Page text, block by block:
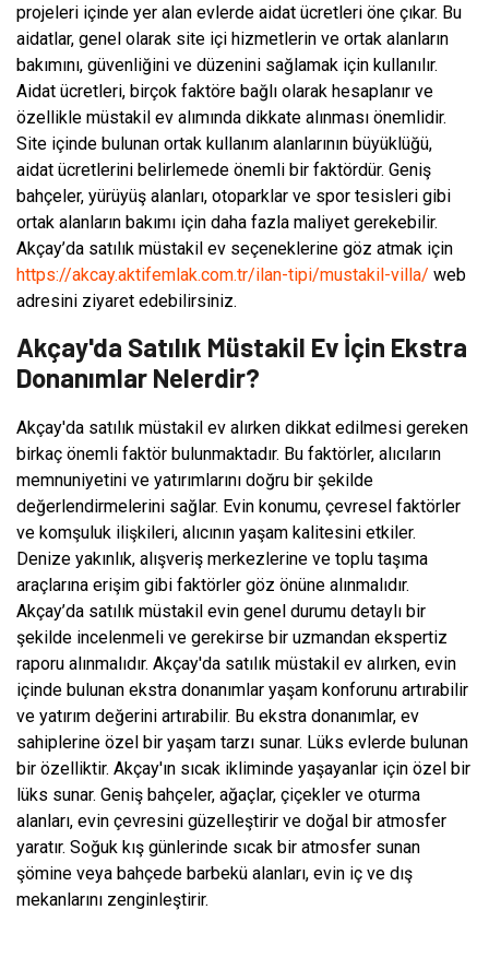
projeleri içinde yer alan evlerde aidat ücretleri öne çıkar. Bu
aidatlar, genel olarak site içi hizmetlerin ve ortak alanların
bakımını, güvenliğini ve düzenini sağlamak için kullanılır.
Aidat ücretleri, birçok faktöre bağlı olarak hesaplanır ve
özellikle müstakil ev alımında dikkate alınması önemlidir.
Site içinde bulunan ortak kullanım alanlarının büyüklüğü,
aidat ücretlerini belirlemede önemli bir faktördür. Geniş
bahçeler, yürüyüş alanları, otoparklar ve spor tesisleri gibi
ortak alanların bakımı için daha fazla maliyet gerekebilir.
Akçay’da satılık müstakil ev seçeneklerine göz atmak için
https://akcay.aktifemlak.com.tr/ilan-tipi/mustakil-villa/ web
adresini ziyaret edebilirsiniz.
Akçay'da Satılık Müstakil Ev İçin Ekstra
Donanımlar Nelerdir?
Akçay'da satılık müstakil ev alırken dikkat edilmesi gereken
birkaç önemli faktör bulunmaktadır. Bu faktörler, alıcıların
memnuniyetini ve yatırımlarını doğru bir şekilde
değerlendirmelerini sağlar. Evin konumu, çevresel faktörler
ve komşuluk ilişkileri, alıcının yaşam kalitesini etkiler.
Denize yakınlık, alışveriş merkezlerine ve toplu taşıma
araçlarına erişim gibi faktörler göz önüne alınmalıdır.
Akçay’da satılık müstakil evin genel durumu detaylı bir
şekilde incelenmeli ve gerekirse bir uzmandan ekspertiz
raporu alınmalıdır. Akçay'da satılık müstakil ev alırken, evin
içinde bulunan ekstra donanımlar yaşam konforunu artırabilir
ve yatırım değerini artırabilir. Bu ekstra donanımlar, ev
sahiplerine özel bir yaşam tarzı sunar. Lüks evlerde bulunan
bir özelliktir. Akçay'ın sıcak ikliminde yaşayanlar için özel bir
lüks sunar. Geniş bahçeler, ağaçlar, çiçekler ve oturma
alanları, evin çevresini güzelleştirir ve doğal bir atmosfer
yaratır. Soğuk kış günlerinde sıcak bir atmosfer sunan
şömine veya bahçede barbekü alanları, evin iç ve dış
mekanlarını zenginleştirir.